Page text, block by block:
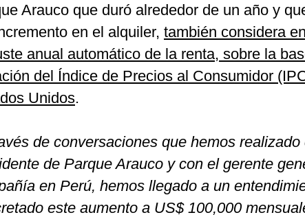
Arauco que duró alrededor de un año y
en el alquiler, también considera
anual automático de la renta, sobre la
del Índice de Precios al Consumidor
Unidos.
de conversaciones que hemos realizado
de Parque Arauco y con el gerente
en Perú, hemos llegado a un
este aumento a US$ 100,000